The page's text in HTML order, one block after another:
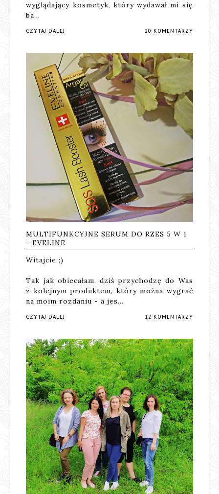
wyglądający kosmetyk, który wydawał mi się
ba…
CZYTAJ DALEJ 20 KOMENTARZY
MULTIFUNKCYJNE SERUM DO RZES 5 W 1
- EVELINE
Witajcie ;)
Tak jak obiecałam, dziś przychodzę do Was
z kolejnym produktem, który można wygrać
na moim rozdaniu - a jes…
CZYTAJ DALEJ 12 KOMENTARZY